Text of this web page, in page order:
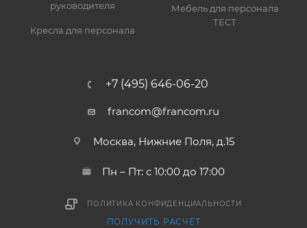
руководителя
Кресла для персонала
Мебель для персонала
ТЕСТ
+7 (495) 646-06-20
francom@francom.ru
Москва, Нижние Поля, д.15
Пн – Пт: с 10:00 до 17:00
ПОЛИТИКА КОНФИДЕНЦИАЛЬНОСТИ
ПОЛУЧИТЬ РАСЧЁТ